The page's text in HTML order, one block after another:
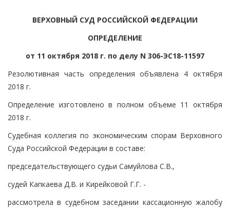
ВЕРХОВНЫЙ СУД РОССИЙСКОЙ ФЕДЕРАЦИИ
ОПРЕДЕЛЕНИЕ
от 11 октября 2018 г. по делу N 306-ЭС18-11597
Резолютивная часть определения объявлена 4 октября
2018 г.
Определение изготовлено в полном объеме 11 октября
2018 г.
Судебная коллегия по экономическим спорам Верховного
Суда Российской Федерации в составе:
председательствующего судьи Самуйлова С.В.,
судей Капкаева Д.В. и Кирейковой Г.Г. -
рассмотрела в судебном заседании кассационную жалобу